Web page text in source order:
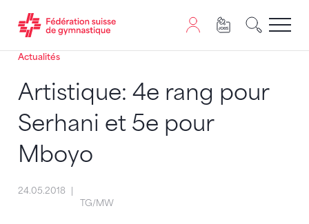
Passer au contenu
Naviguer vers le plan du siten
JavaScript est nécessaire pour naviguer sur ce site.
Actualités
Artistique: 4e rang pour
Serhani et 5e pour
Mboyo
24.05.2018
TG/MW